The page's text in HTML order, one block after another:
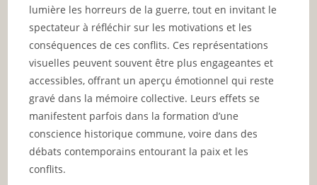
lumière les horreurs de la guerre, tout en invitant le
spectateur à réfléchir sur les motivations et les
conséquences de ces conflits. Ces représentations
visuelles peuvent souvent être plus engageantes et
accessibles, offrant un aperçu émotionnel qui reste
gravé dans la mémoire collective. Leurs effets se
manifestent parfois dans la formation d’une
conscience historique commune, voire dans des
débats contemporains entourant la paix et les
conflits.